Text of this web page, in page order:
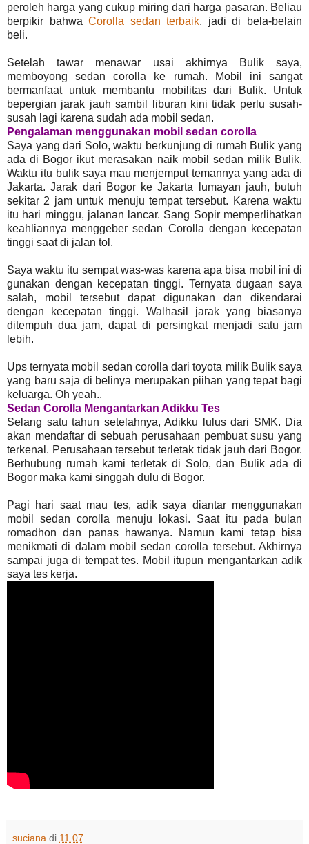
peroleh harga yang cukup miring dari harga pasaran. Beliau
berpikir bahwaCorolla sedan terbaik, jadi di bela-belain
beli.
Setelah tawar menawar usai akhirnya Bulik saya,
memboyong sedan corolla ke rumah. Mobil ini sangat
bermanfaat untuk membantu mobilitas dari Bulik. Untuk
bepergian jarak jauh sambil liburan kini tidak perlu susah-
susah lagi karena sudah ada mobil sedan.
Pengalaman menggunakan mobil sedan corolla
Saya yang dari Solo, waktu berkunjung di rumah Bulik yang
ada di Bogor ikut merasakan naik mobil sedan milik Bulik.
Waktu itu bulik saya mau menjemput temannya yang ada di
Jakarta. Jarak dari Bogor ke Jakarta lumayan jauh, butuh
sekitar 2 jam untuk menuju tempat tersebut. Karena waktu
itu hari minggu, jalanan lancar. Sang Sopir memperlihatkan
keahliannya menggeber sedan Corolla dengan kecepatan
tinggi saat di jalan tol.
Saya waktu itu sempat was-was karena apa bisa mobil ini di
gunakan dengan kecepatan tinggi. Ternyata dugaan saya
salah, mobil tersebut dapat digunakan dan dikendarai
dengan kecepatan tinggi. Walhasil jarak yang biasanya
ditempuh dua jam, dapat di persingkat menjadi satu jam
lebih.
Ups ternyata mobil sedan corolla dari toyota milik Bulik saya
yang baru saja di belinya merupakan piihan yang tepat bagi
keluarga. Oh yeah..
Sedan Corolla Mengantarkan Adikku Tes
Selang satu tahun setelahnya, Adikku lulus dari SMK. Dia
akan mendaftar di sebuah perusahaan pembuat susu yang
terkenal. Perusahaan tersebut terletak tidak jauh dari Bogor.
Berhubung rumah kami terletak di Solo, dan Bulik ada di
Bogor maka kami singgah dulu di Bogor.
Pagi hari saat mau tes, adik saya diantar menggunakan
mobil sedan corolla menuju lokasi. Saat itu pada bulan
romadhon dan panas hawanya. Namun kami tetap bisa
menikmati di dalam mobil sedan corolla tersebut. Akhirnya
sampai juga di tempat tes. Mobil itupun mengantarkan adik
saya tes kerja.
suciana di 11.07